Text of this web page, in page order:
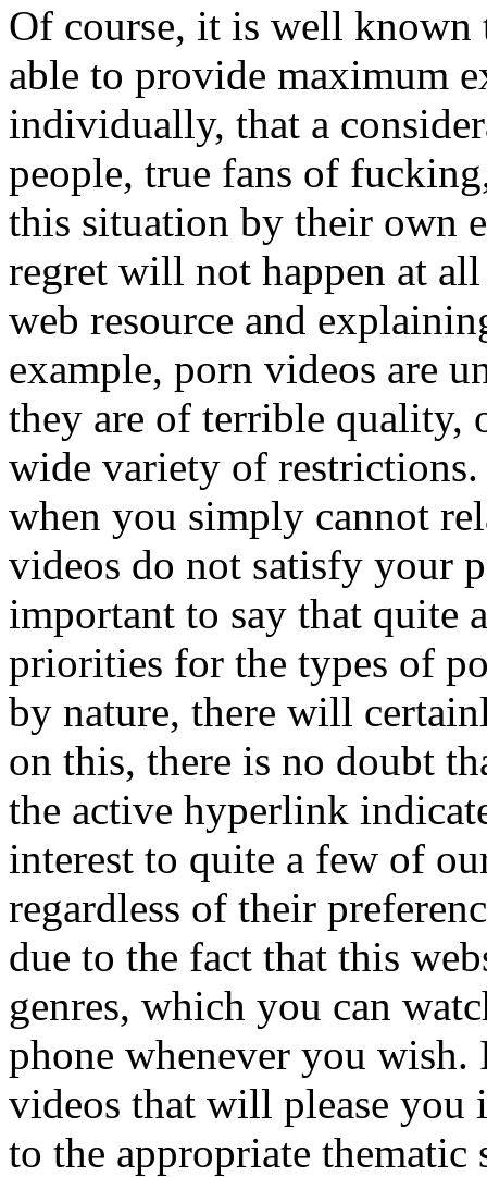
Of course, it is well
able to provide maximum
individually, that a
people, true fans of
this situation by their own
regret will not happen at
web resource and
example, porn videos are
they are of terrible quality,
wide variety of
when you simply cannot
videos do not satisfy your
important to say that quite
priorities for the types of
by nature, there will
on this, there is no doubt
the active hyperlink
interest to quite a few of
regardless of their
due to the fact that this
genres, which you can
phone whenever you
videos that will please
to the appropriate